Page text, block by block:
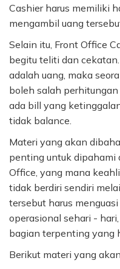
Cashier harus memiliki
mengambil uang
Selain itu, Front Office
begitu teliti dan
adalah uang, maka
boleh salah
ada bill yang
tidak balance.
Materi yang akan
penting untuk dipahami
Office, yang mana
tidak berdiri sendiri
tersebut harus
operasional sehari -
bagian terpenting yang
Berikut materi yang